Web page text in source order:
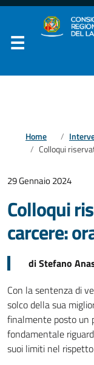
Home
Colloqui riservati con il
29 Gennaio 2024
Colloqui
carcere:
di Stefano
Con la sentenza di
solco della sua
finalmente posto un
fondamentale
suoi limiti nel